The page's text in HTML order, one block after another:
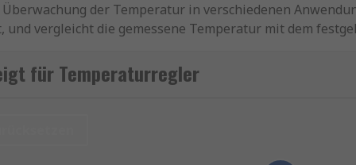
der Temperatur in verschiedenen
vergleicht die gemessene Temperatur mit dem
für industrielle Prozesse, Laboranwendungen oder
für Temperaturregler